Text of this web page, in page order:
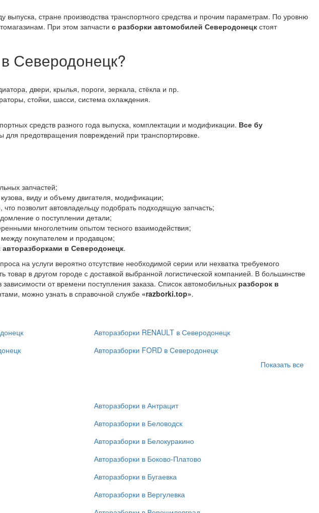
стране производства транспортного средства и прочим параметрам. По уровню
При этом запчасти с разборки автомобилей Северодонецк стоят
Северодонецк?
двери, крылья, пороги, зеркала, стёкла и пр.
стойки, шасси, система охлаждения.
средств разного года выпуска, комплектации и модификации. Все бу
для предотвращения повреждений при транспортировке.
запчастей;
виду и объему двигателя, модификации;
позволит автовладельцу подобрать подходящую запчасть;
о поступлении детали;
многолетним опытом тесного взаимодействия;
покупателем и продавцом;
авторазборками в Северодонецк.
на услуги вероятно отсутствие необходимой серии или нехватка требуемого
товар в другом городе с доставкой выбранной логистической компанией. В большинстве
от времени поступления заказа. Список автомобильных разборок в
можно узнать в справочной службе «razborki.top».
Авторазборки RENAULT в Северодонецк
Авторазборки FORD в Северодонецк
Показать все
Авторазборки в Антрацит
Авторазборки в Беловодск
Авторазборки в Белокуракино
Авторазборки в Боково-Платово
Авторазборки в Бугаевка
Авторазборки в Вергулевка